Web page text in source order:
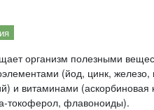
организм полезными
(йод, цинк, железо,
и витаминами (аскорбиновая
токоферол, флавоноиды).